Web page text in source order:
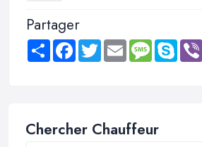
Partager
Share FacebookTwitter Email MessageSkype
Chercher Chauffeur